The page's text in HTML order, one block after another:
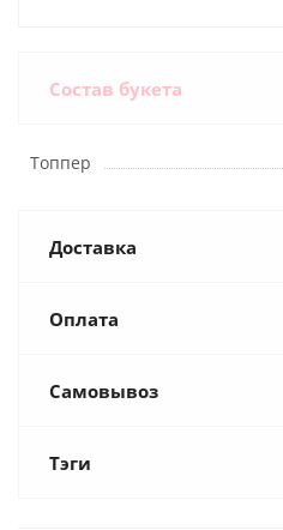
Состав букета
Топпер
Доставка
Оплата
Самовывоз
Тэги